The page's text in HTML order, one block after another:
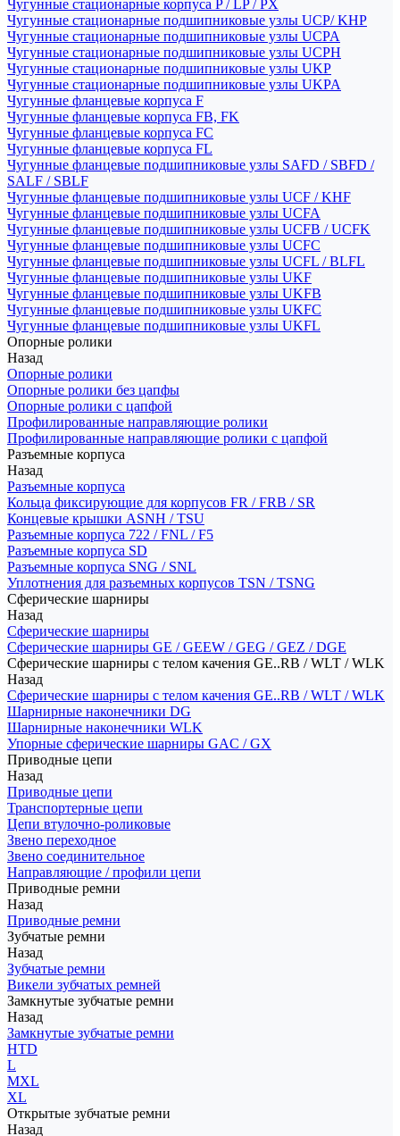
Чугунные стационарные корпуса P / LP / PX
Чугунные стационарные подшипниковые узлы UCP/ KHP
Чугунные стационарные подшипниковые узлы UCPA
Чугунные стационарные подшипниковые узлы UCPH
Чугунные стационарные подшипниковые узлы UKP
Чугунные стационарные подшипниковые узлы UKPA
Чугунные фланцевые корпуса F
Чугунные фланцевые корпуса FB, FK
Чугунные фланцевые корпуса FC
Чугунные фланцевые корпуса FL
Чугунные фланцевые подшипниковые узлы SAFD / SBFD /
SALF / SBLF
Чугунные фланцевые подшипниковые узлы UCF / KHF
Чугунные фланцевые подшипниковые узлы UCFA
Чугунные фланцевые подшипниковые узлы UCFB / UCFK
Чугунные фланцевые подшипниковые узлы UCFC
Чугунные фланцевые подшипниковые узлы UCFL / BLFL
Чугунные фланцевые подшипниковые узлы UKF
Чугунные фланцевые подшипниковые узлы UKFB
Чугунные фланцевые подшипниковые узлы UKFC
Чугунные фланцевые подшипниковые узлы UKFL
Опорные ролики
Назад
Опорные ролики
Опорные ролики без цапфы
Опорные ролики с цапфой
Профилированные направляющие ролики
Профилированные направляющие ролики с цапфой
Разъемные корпуса
Назад
Разъемные корпуса
Кольца фиксирующие для корпусов FR / FRB / SR
Концевые крышки ASNH / TSU
Разъемные корпуса 722 / FNL / F5
Разъемные корпуса SD
Разъемные корпуса SNG / SNL
Уплотнения для разъемных корпусов TSN / TSNG
Сферические шарниры
Назад
Сферические шарниры
Сферические шарниры GE / GEEW / GEG / GEZ / DGE
Сферические шарниры с телом качения GE..RB / WLT / WLK
Назад
Сферические шарниры с телом качения GE..RB / WLT / WLK
Шарнирные наконечники DG
Шарнирные наконечники WLK
Упорные сферические шарниры GAC / GX
Приводные цепи
Назад
Приводные цепи
Транспортерные цепи
Цепи втулочно-роликовые
Звено переходное
Звено соединительное
Направляющие / профили цепи
Приводные ремни
Назад
Приводные ремни
Зубчатые ремни
Назад
Зубчатые ремни
Викели зубчатых ремней
Замкнутые зубчатые ремни
Назад
Замкнутые зубчатые ремни
HTD
L
MXL
XL
Открытые зубчатые ремни
Назад